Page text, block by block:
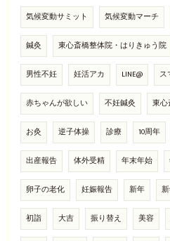
気候変動サミット 気候変動マーチ
鍼灸 東心斎橋整体院・はりきゅう院
男性不妊 妊活アカ LINE@ ス
赤ちゃんが欲しい 不妊鍼灸 東心
お灸 逆子体操 診療 10周年
出産報告 体外受精 年末年始
卵子の老化 妊娠報告 新年
初詣 大吉 振り替え 美容